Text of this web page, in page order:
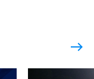
east